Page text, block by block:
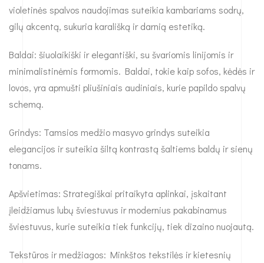
violetinės spalvos naudojimas suteikia kambariams sodrų,
gilų akcentą, sukuria karališką ir darnią estetiką.
Baldai: šiuolaikiški ir elegantiški, su švariomis linijomis ir
minimalistinėmis formomis. Baldai, tokie kaip sofos, kėdės ir
lovos, yra apmušti pliušiniais audiniais, kurie papildo spalvų
schemą.
Grindys: Tamsios medžio masyvo grindys suteikia
elegancijos ir suteikia šiltą kontrastą šaltiems baldų ir sienų
tonams.
Apšvietimas: Strategiškai pritaikyta aplinkai, įskaitant
įleidžiamus lubų šviestuvus ir modernius pakabinamus
šviestuvus, kurie suteikia tiek funkcijų, tiek dizaino nuojautą.
Tekstūros ir medžiagos: Minkštos tekstilės ir kietesnių